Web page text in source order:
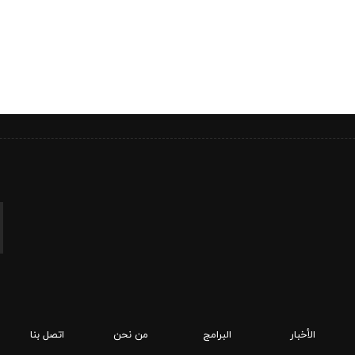
الأخبار البرامج من نحن اتصل بنا